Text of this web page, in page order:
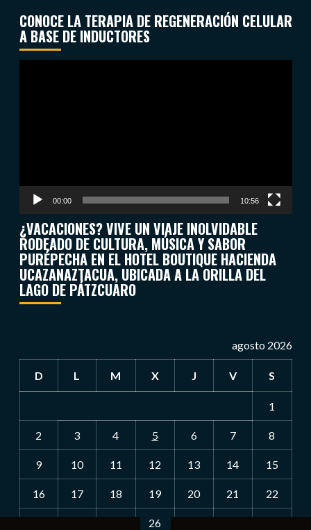
CONOCE LA TERAPIA DE REGENERACIÓN CELULAR
A BASE DE INDUCTORES
00:00 10:56
¿VACACIONES? VIVE UN VIAJE INOLVIDABLE
RODEADO DE CULTURA, MÚSICA Y SABOR
PURÉPECHA EN EL HOTEL BOUTIQUE HACIENDA
UCAZANAZTACUA, UBICADA A LA ORILLA DEL
LAGO DE PÁTZCUARO
agosto 2026
D L M X J V S
1
2 3 4 5 6 7 8
9 10 11 12 13 14 15
16 17 18 19 20 21 22
26